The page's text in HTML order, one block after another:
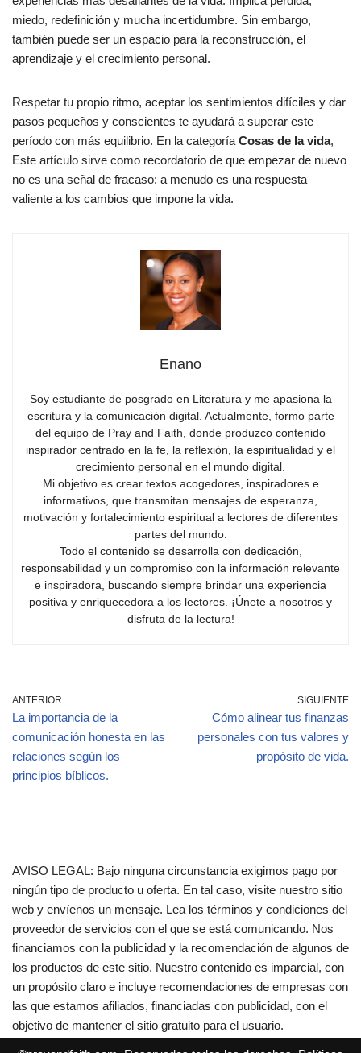
miedo, redefinición y mucha incertidumbre. Sin embargo,
también puede ser un espacio para la reconstrucción, el
aprendizaje y el crecimiento personal.
Respetar tu propio ritmo, aceptar los sentimientos difíciles y dar
pasos pequeños y conscientes te ayudará a superar este
período con más equilibrio. En la categoría Cosas de la vida,
Este artículo sirve como recordatorio de que empezar de nuevo
no es una señal de fracaso: a menudo es una respuesta
valiente a los cambios que impone la vida.
Enano
Soy estudiante de posgrado en Literatura y me apasiona la
escritura y la comunicación digital. Actualmente, formo parte
del equipo de Pray and Faith, donde produzco contenido
inspirador centrado en la fe, la reflexión, la espiritualidad y el
crecimiento personal en el mundo digital.
Mi objetivo es crear textos acogedores, inspiradores e
informativos, que transmitan mensajes de esperanza,
motivación y fortalecimiento espiritual a lectores de diferentes
partes del mundo.
Todo el contenido se desarrolla con dedicación,
responsabilidad y un compromiso con la información relevante
e inspiradora, buscando siempre brindar una experiencia
positiva y enriquecedora a los lectores. ¡Únete a nosotros y
disfruta de la lectura!
ANTERIOR
La importancia de la
comunicación honesta en las
relaciones según los
principios bíblicos.
SIGUIENTE
Cómo alinear tus finanzas
personales con tus valores y
propósito de vida.
AVISO LEGAL: Bajo ninguna circunstancia exigimos pago por
ningún tipo de producto u oferta. En tal caso, visite nuestro sitio
web y envíenos un mensaje. Lea los términos y condiciones del
proveedor de servicios con el que se está comunicando. Nos
financiamos con la publicidad y la recomendación de algunos de
los productos de este sitio. Nuestro contenido es imparcial, con
un propósito claro e incluye recomendaciones de empresas con
las que estamos afiliados, financiadas con publicidad, con el
objetivo de mantener el sitio gratuito para el usuario.